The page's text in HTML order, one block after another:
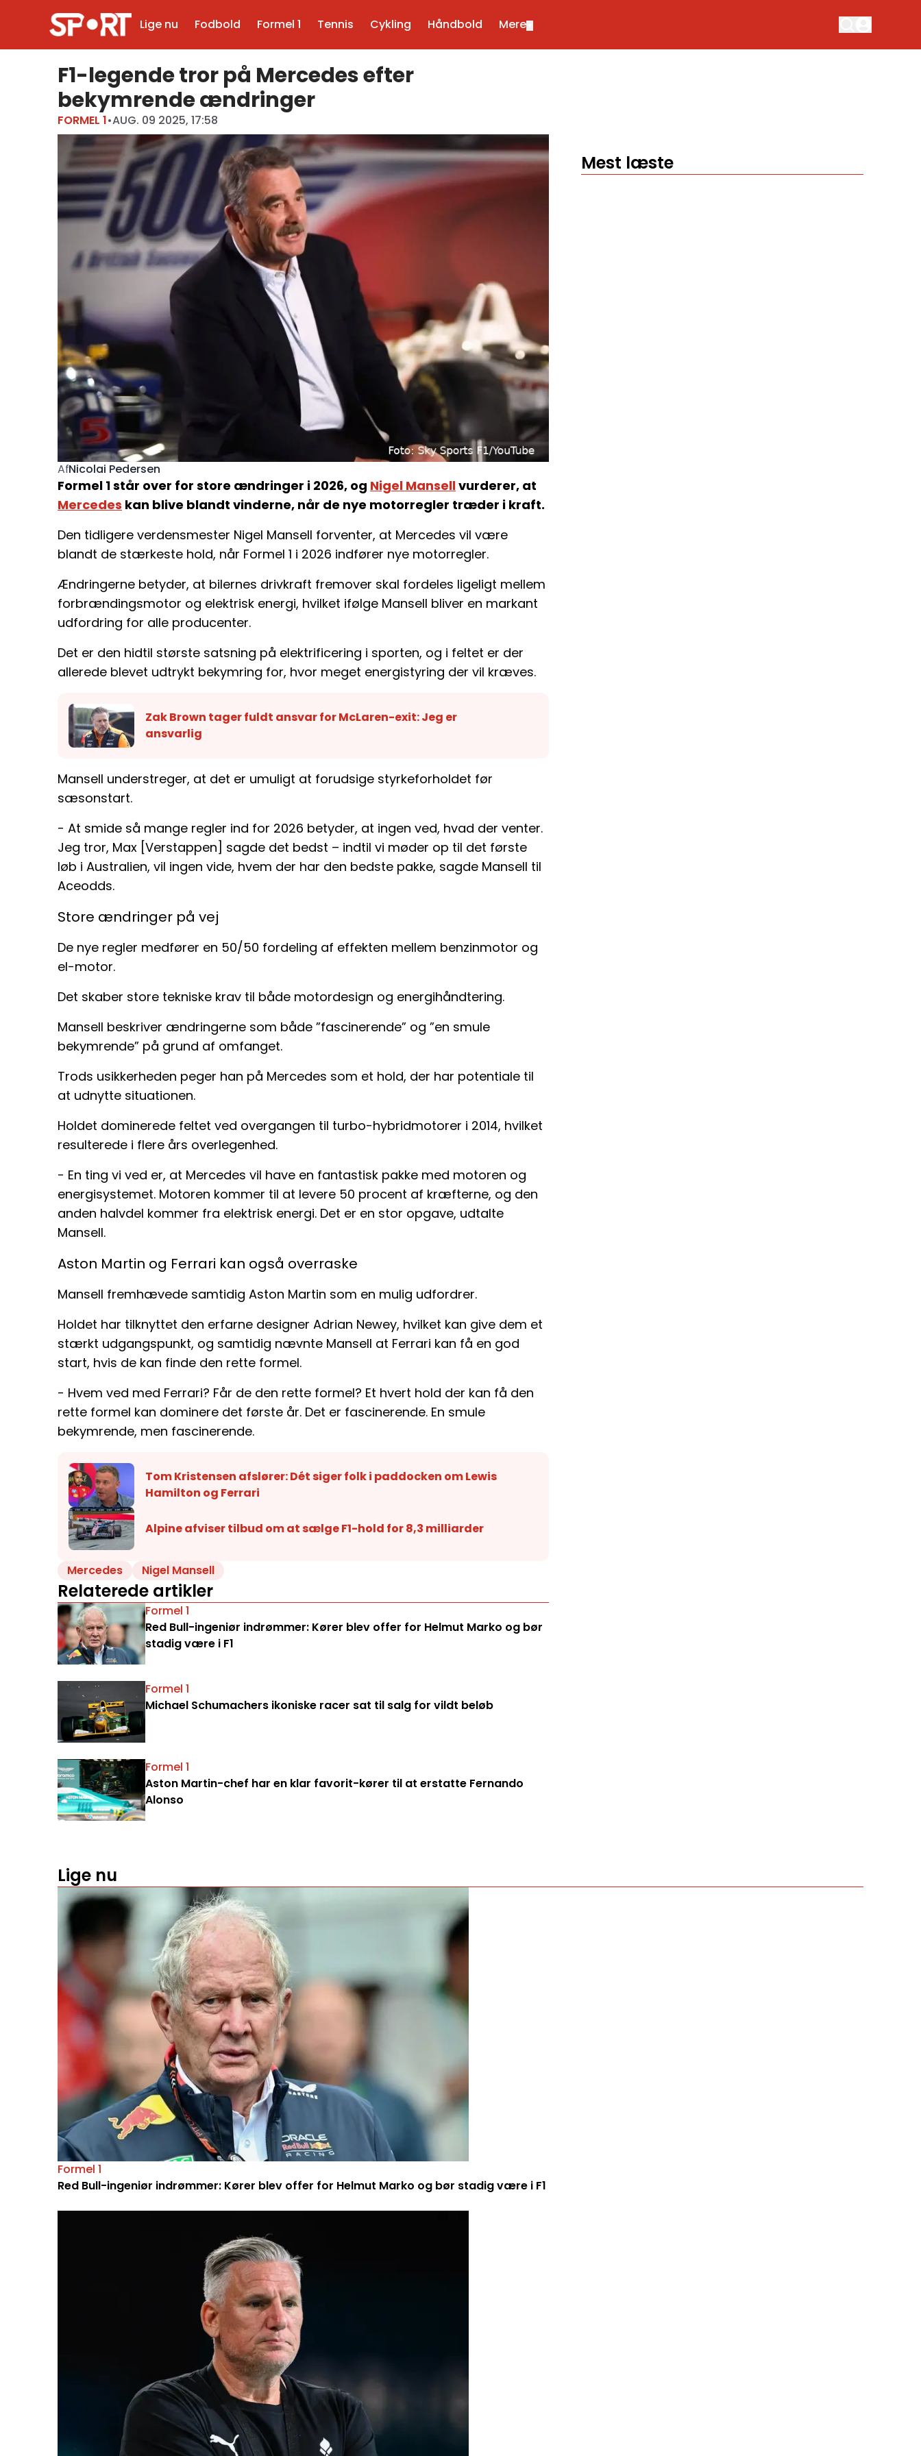
Lige nu Fodbold Formel 1 Tennis Cykling Håndbold Mere
F1-legende tror på Mercedes efter
bekymrende ændringer
FORMEL 1•AUG. 09 2025, 17:58
AfNicolai Pedersen
Formel 1 står over for store ændringer i 2026, og Nigel Mansellvurderer, at
Mercedes kan blive blandt vinderne, når de nye motorregler træder i kraft.
Den tidligere verdensmester Nigel Mansell forventer, at Mercedes vil være
blandt de stærkeste hold, når Formel 1 i 2026 indfører nye motorregler.
Ændringerne betyder, at bilernes drivkraft fremover skal fordeles ligeligt mellem
forbrændingsmotor og elektrisk energi, hvilket ifølge Mansell bliver en markant
udfordring for alle producenter.
Det er den hidtil største satsning på elektrificering i sporten, og i feltet er der
allerede blevet udtrykt bekymring for, hvor meget energistyring der vil kræves.
Zak Brown tager fuldt ansvar for McLaren-exit: Jeg er
ansvarlig
Mansell understreger, at det er umuligt at forudsige styrkeforholdet før
sæsonstart.
- At smide så mange regler ind for 2026 betyder, at ingen ved, hvad der venter.
Jeg tror, Max [Verstappen] sagde det bedst – indtil vi møder op til det første
løb i Australien, vil ingen vide, hvem der har den bedste pakke, sagde Mansell til
Aceodds.
Store ændringer på vej
De nye regler medfører en 50/50 fordeling af effekten mellem benzinmotor og
el-motor.
Det skaber store tekniske krav til både motordesign og energihåndtering.
Mansell beskriver ændringerne som både ”fascinerende” og ”en smule
bekymrende” på grund af omfanget.
Trods usikkerheden peger han på Mercedes som et hold, der har potentiale til
at udnytte situationen.
Holdet dominerede feltet ved overgangen til turbo-hybridmotorer i 2014, hvilket
resulterede i flere års overlegenhed.
- En ting vi ved er, at Mercedes vil have en fantastisk pakke med motoren og
energisystemet. Motoren kommer til at levere 50 procent af kræfterne, og den
anden halvdel kommer fra elektrisk energi. Det er en stor opgave, udtalte
Mansell.
Aston Martin og Ferrari kan også overraske
Mansell fremhævede samtidig Aston Martin som en mulig udfordrer.
Holdet har tilknyttet den erfarne designer Adrian Newey, hvilket kan give dem et
stærkt udgangspunkt, og samtidig nævnte Mansell at Ferrari kan få en god
start, hvis de kan finde den rette formel.
- Hvem ved med Ferrari? Får de den rette formel? Et hvert hold der kan få den
rette formel kan dominere det første år. Det er fascinerende. En smule
bekymrende, men fascinerende.
Tom Kristensen afslører: Dét siger folk i paddocken om Lewis
Hamilton og Ferrari
Alpine afviser tilbud om at sælge F1-hold for 8,3 milliarder
Mercedes Nigel Mansell
Relaterede artikler
Formel 1
Red Bull-ingeniør indrømmer: Kører blev offer for Helmut Marko og bør
stadig være i F1
Formel 1
Michael Schumachers ikoniske racer sat til salg for vildt beløb
Formel 1
Aston Martin-chef har en klar favorit-kører til at erstatte Fernando
Alonso
Mest læste
Lige nu
Formel 1
Red Bull-ingeniør indrømmer: Kører blev offer for Helmut Marko og bør stadig være i F1